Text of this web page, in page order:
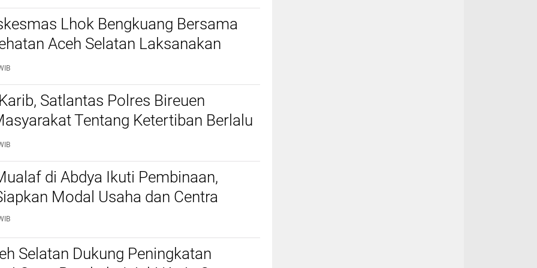
Lhok Bengkuang Bersama
Aceh Selatan Laksanakan
Kesehatan PROLANIS Diabetes
Hipertensi
Satlantas Polres Bireuen
Tentang Ketertiban Berlalu
di Abdya Ikuti Pembinaan,
Modal Usaha dan Centra
Selatan Dukung Peningkatan